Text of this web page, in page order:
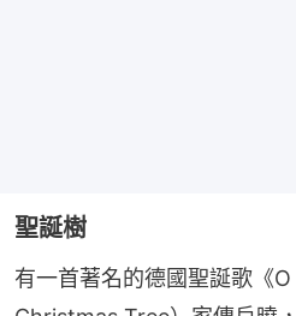
聖誕樹
有一首著名的德國聖誕歌《